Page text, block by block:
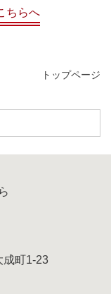
ちらへ
トップページ
成町1-23